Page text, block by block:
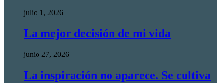
julio 1, 2026
La mejor decisión de mi vida
junio 27, 2026
La inspiración no aparece. Se cultiva